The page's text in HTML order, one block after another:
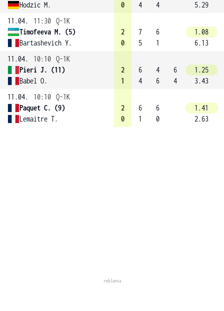
Hodzic M.
0
4
4
5.29
11.04.
11:30 Q-1K
Timofeeva M. (5)
Bartashevich Y.
2
0
7
5
6
1
1.08
6.13
11.04.
10:10 Q-1K
Pieri J. (11)
Babel O.
2
1
6
4
4
6
6
4
1.25
3.43
11.04.
10:10 Q-1K
Paquet C. (9)
Lemaitre T.
2
0
6
1
6
0
1.41
2.63